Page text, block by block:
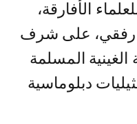
الأفارقة،
رفقي، على شرف
المسلمة
دبلوماسية